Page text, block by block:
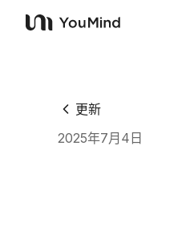
YouMind
更新
2025年7月4日